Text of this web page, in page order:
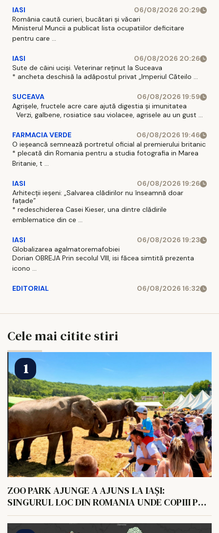
IASI
06/08/2026 20:29
România caută curieri, bucătari și văcari
Ministerul Muncii a publicat lista ocupatiilor deficitare
pentru care ...
IASI
06/08/2026 20:26
Sute de câini uciși. Veterinar reținut la Suceava
* ancheta deschisă la adăpostul privat „Imperiul Căteilo ...
SUCEAVA
06/08/2026 19:59
Agrișele, fructele acre care ajută digestia și imunitatea
Verzi, galbene, rosiatice sau violacee, agrisele au un gust ...
FARMACIA VERDE
06/08/2026 19:46
O ieșeancă semnează portretul oficial al premierului britanic
* plecată din Romania pentru a studia fotografia in Marea
Britanie, t ...
IASI
06/08/2026 19:26
Arhitecții ieșeni: „Salvarea clădirilor nu înseamnă doar
fațade”
* redeschiderea Casei Kieser, una dintre clădirile
emblematice din ce ...
IASI
06/08/2026 19:23
Globalizarea agalmatoremafobiei
Dorian OBREJA Prin secolul VIII, isi făcea simtită prezenta
icono ...
EDITORIAL 06/08/2026 16:32
Cele mai citite stiri
ZOO PARK AJUNGE A AJUNS LA IAȘI:
SINGURUL LOC DIN ROMANIA UNDE COPIII POT
HRANI UN ELEFANT